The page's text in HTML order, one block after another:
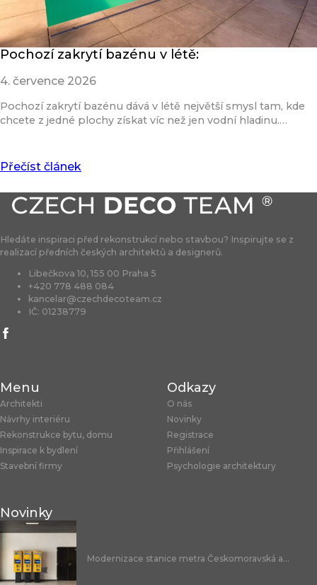
Pochozí zakrytí bazénu v létě:
4. července 2026
Pochozí zakrytí bazénu dává v létě největší smysl tam, kde
chcete z jedné plochy získat víc než jen vodní hladinu.…
Přečíst článek
Hledáte inspiraci před rekonstrukcí nebo stavbou? Inspirujte se z
realizací předních českých architektů a designerů.
Libečkova 10, 155 00 Praha 5
+420 778 488 084
kancelar@czechdecoteam.cz
IČ: 01238779
Menu
Architekti
Návrhy interiéru
Rekonstrukce bytu, domu
Inspirace k bydlení
Stavební firmy
Odkazy
O nás
Novinky
Registrace
Přihlášení
Psychologie architektury
Novinky
Modernizace stanice metra Českomoravská a...